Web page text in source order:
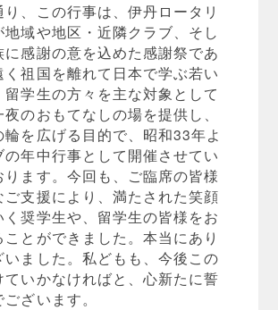
り、この行事は、伊丹ロータリ
地域や地区・近隣クラブ、そし
に感謝の意を込めた感謝祭であ
く祖国を離れて日本で学ぶ若い
留学生の方々を主な対象として
のおもてなしの場を提供し、
輪を広げる目的で、昭和33年よ
の年中行事として開催させてい
ります。今回も、ご臨席の皆様
ご支援により、満たされた笑顔
く奨学生や、留学生の皆様をお
ことができました。本当にあり
いました。私どもも、今後この
ていかなければと、心新たに誓
ざいます。